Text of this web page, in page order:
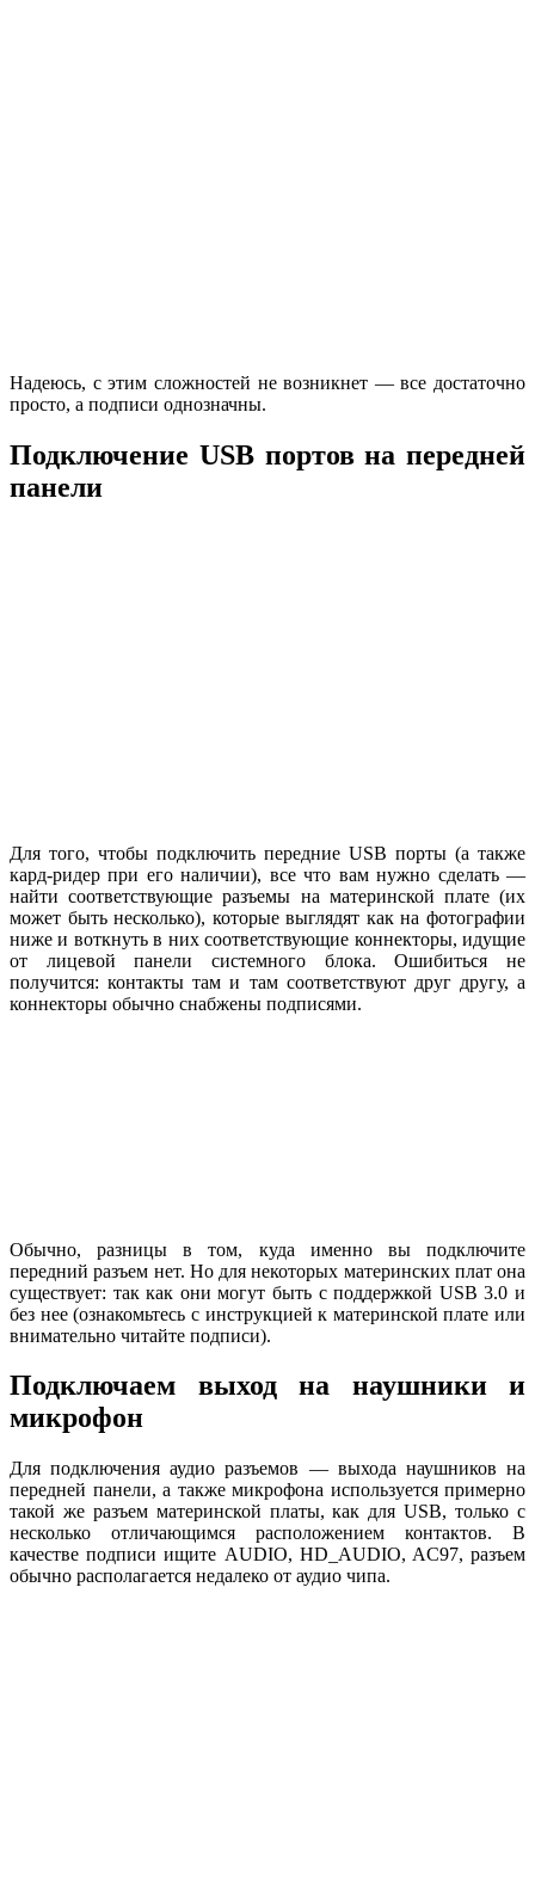
Надеюсь, с этим сложностей не возникнет — все достаточно
просто, а подписи однозначны.
Подключение USB портов на передней
панели
Для того, чтобы подключить передние USB порты (а также
кард-ридер при его наличии), все что вам нужно сделать —
найти соответствующие разъемы на материнской плате (их
может быть несколько), которые выглядят как на фотографии
ниже и воткнуть в них соответствующие коннекторы, идущие
от лицевой панели системного блока. Ошибиться не
получится: контакты там и там соответствуют друг другу, а
коннекторы обычно снабжены подписями.
Обычно, разницы в том, куда именно вы подключите
передний разъем нет. Но для некоторых материнских плат она
существует: так как они могут быть с поддержкой USB 3.0 и
без нее (ознакомьтесь с инструкцией к материнской плате или
внимательно читайте подписи).
Подключаем выход на наушники и
микрофон
Для подключения аудио разъемов — выхода наушников на
передней панели, а также микрофона используется примерно
такой же разъем материнской платы, как для USB, только с
несколько отличающимся расположением контактов. В
качестве подписи ищите AUDIO, HD_AUDIO, AC97, разъем
обычно располагается недалеко от аудио чипа.